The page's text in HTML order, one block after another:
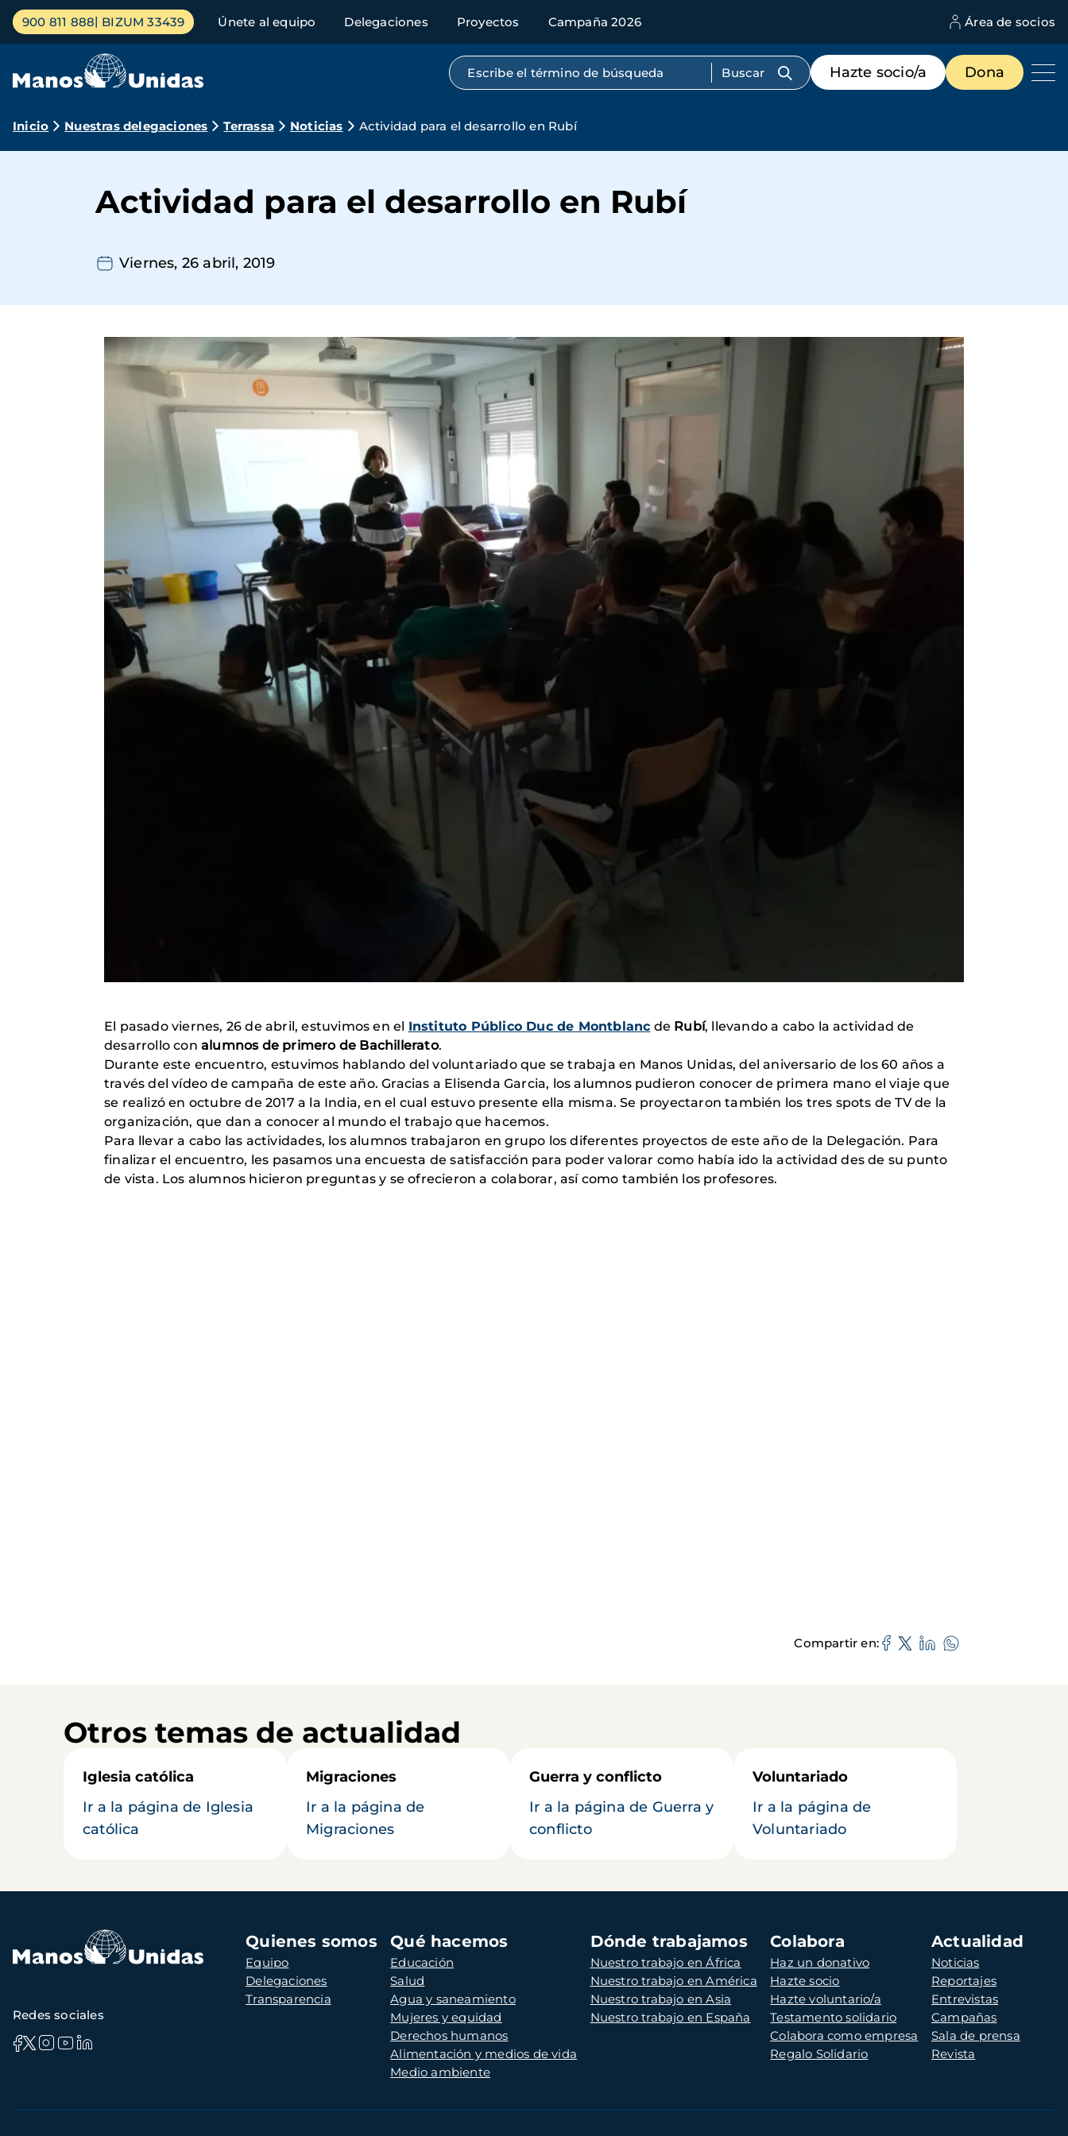
Pasar
contenido
Menú
principal
900 811 888 BIZUM 33439 Únete al equipo Delegaciones Proyectos Campaña 2026 Área de socios
Búsqueda por texto completo
Menú
de
destacados
Hazte socio/a Dona
Ruta
navegación
Inicio Nuestras delegaciones Terrassa Noticias Actividad para el desarrollo en Rubí
Actividad para el desarrollo en Rubí
Viernes, 26 abril, 2019
El pasado viernes, 26 de abril, estuvimos en el Instituto Público Duc de Montblanc de Rubí, llevando a cabo la actividad de
desarrollo con alumnos de primero de Bachillerato.
Durante este encuentro, estuvimos hablando del voluntariado que se trabaja en Manos Unidas, del aniversario de los 60 años a
través del vídeo de campaña de este año. Gracias a Elisenda Garcia, los alumnos pudieron conocer de primera mano el viaje que
se realizó en octubre de 2017 a la India, en el cual estuvo presente ella misma. Se proyectaron también los tres spots de TV de la
organización, que dan a conocer al mundo el trabajo que hacemos.
Para llevar a cabo las actividades, los alumnos trabajaron en grupo los diferentes proyectos de este año de la Delegación. Para
finalizar el encuentro, les pasamos una encuesta de satisfacción para poder valorar como había ido la actividad des de su punto
de vista. Los alumnos hicieron preguntas y se ofrecieron a colaborar, así como también los profesores.
Compartir en
Otros temas de actualidad
Iglesia católica
Ir a la página de Iglesia
católica
Migraciones
Ir a la página de
Migraciones
Guerra y conflicto
Ir a la página de Guerra y
conflicto
Voluntariado
Ir a la página de
Voluntariado
Navegación
principal
Quienes somos
Equipo
Delegaciones
Transparencia
Qué hacemos
Educación
Salud
Agua y saneamiento
Mujeres y equidad
Derechos humanos
Alimentación y medios de vida
Medio ambiente
Dónde trabajamos
Nuestro trabajo en África
Nuestro trabajo en América
Nuestro trabajo en Asia
Nuestro trabajo en España
Colabora
Haz un donativo
Hazte socio
Hazte voluntario/a
Testamento solidario
Colabora como empresa
Regalo Solidario
Actualidad
Noticias
Reportajes
Entrevistas
Campañas
Sala de prensa
Revista
Redes sociales